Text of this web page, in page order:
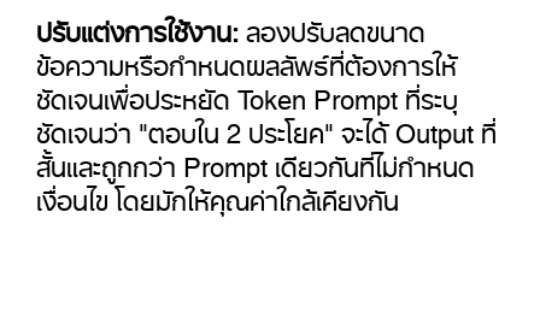
ปรับแต่งการใช้งาน:ลองปรับลดขนาด
ข้อความหรือกำหนดผลลัพธ์ที่ต้องการให้
ชัดเจนเพื่อประหยัด Token Prompt ที่ระบุ
ชัดเจนว่า "ตอบใน 2 ประโยค" จะได้ Output ที่
สั้นและถูกกว่า Prompt เดียวกันที่ไม่กำหนด
เงื่อนไข โดยมักให้คุณค่าใกล้เคียงกัน